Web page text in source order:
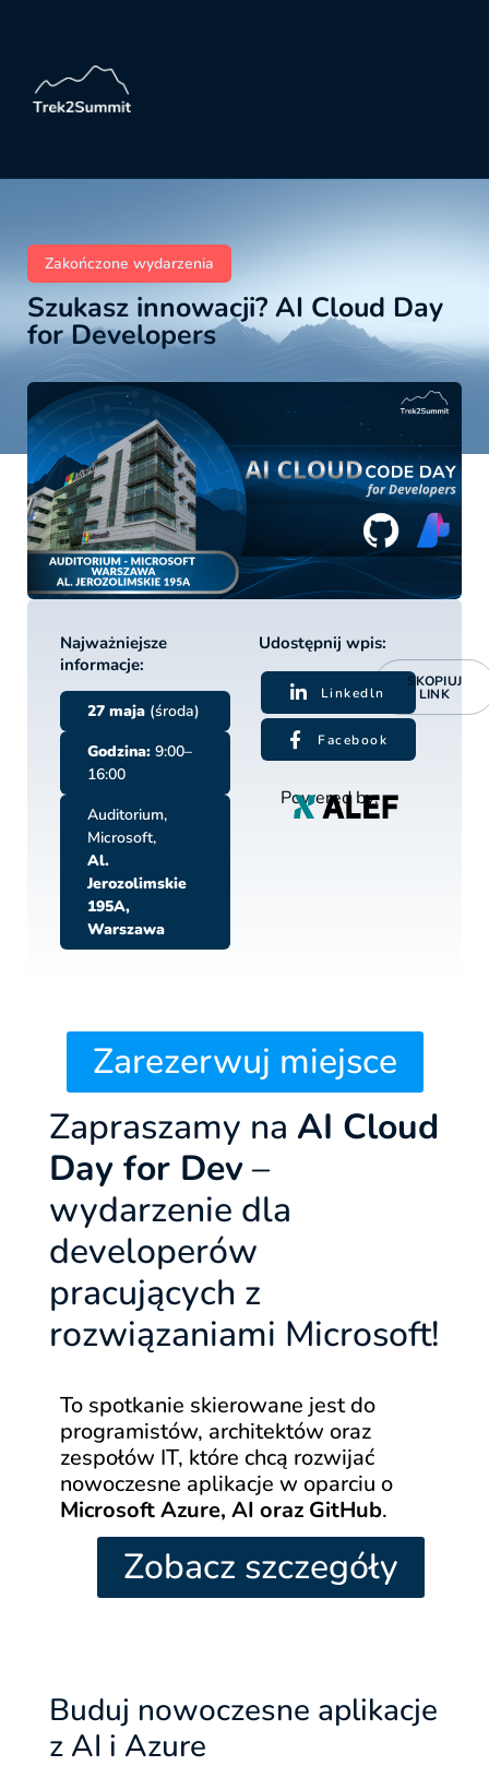
Zakończone wydarzenia
Szukasz innowacji? AI Cloud Day
for Developers
Najważniejsze
informacje:
27 maja (środa)
Godzina: 9:00–
16:00
Auditorium,
Microsoft,
Al.
Jerozolimskie
195A,
Warszawa
Udostępnij wpis:
Linkedln
Facebook
SKOPIUJ
LINK
Powered by:
Zarezerwuj miejsce
Zapraszamy na AI Cloud
Day for Dev–
wydarzenie dla
developerów
pracujących z
rozwiązaniami Microsoft!
To spotkanie skierowane jest do
programistów, architektów oraz
zespołów IT, które chcą rozwijać
nowoczesne aplikacje w oparciu o
Microsoft Azure, AI oraz GitHub.
Zobacz szczegóły
Buduj nowoczesne aplikacje
z AI i Azure